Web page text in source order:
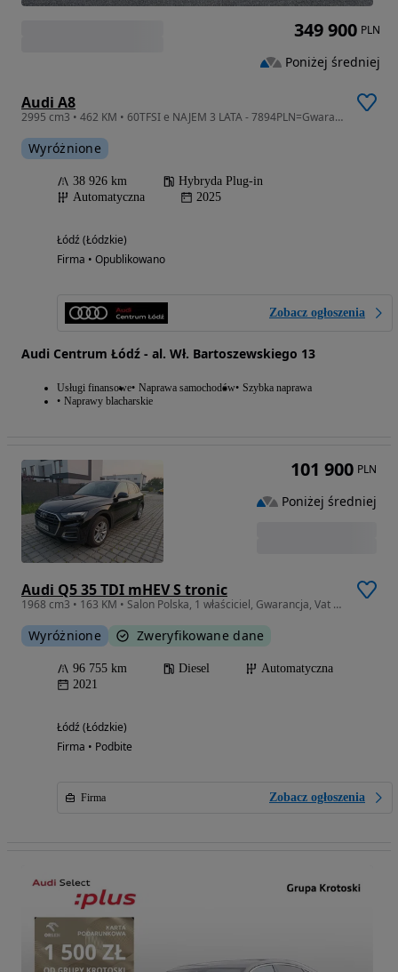
Audi A8
2995 cm3 • 462 KM • 60TFSI e NAJEM 3 LATA - 7894PLN=Gwarancja+Serwis ASO+Ubezpieczenie
Wyróżnione
38 926 km
Hybryda Plug-in
Automatyczna
2025
Łódź (Łódzkie)
Firma • Opublikowano
Zobacz ogłoszenia
Audi Centrum Łódź - al. Wł. Bartoszewskiego 13
Usługi finansowe Naprawa samochodów Szybka naprawa
Naprawy blacharskie
349 900 PLN
Poniżej średniej
Audi Q5 35 TDI mHEV S tronic
1968 cm3 • 163 KM • Salon Polska, 1 właściciel, Gwarancja, Vat 23% / 82 845zł netto
Wyróżnione Zweryfikowane dane
96 755 km Diesel
Automatyczna
2021
Łódź (Łódzkie)
Firma • Podbite
Firma Zobacz ogłoszenia
101 900 PLN
Poniżej średniej